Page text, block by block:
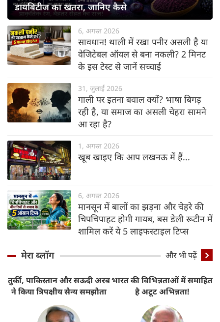
डायबिटीज का खतरा, जानिए कैसे
6, अगस्त 2026
सावधान! थाली में रखा पनीर असली है या
वेजिटेबल ऑयल से बना नकली? 2 मिनट
के इस टेस्ट से जानें सच्चाई
31, जुलाई 2026
गाली पर इतना बवाल क्यों? भाषा बिगड़
रही है, या समाज का असली चेहरा सामने
आ रहा है?
1, अगस्त 2026
खूब खाइए कि आप लखनऊ में हैं...
6, अगस्त 2026
मानसून में बालों का झड़ना और चेहरे की
चिपचिपाहट होगी गायब, बस डेली रूटीन में
शामिल करें ये 5 लाइफस्टाइल टिप्स
मेरा ब्लॉग और भी पढ़ें
तुर्की, पाकिस्तान और सऊदी अरब
ने किया त्रिपक्षीय सैन्य समझौता
भारत की विभिन्नताओं में समाहित
है अटूट अभिन्नता!